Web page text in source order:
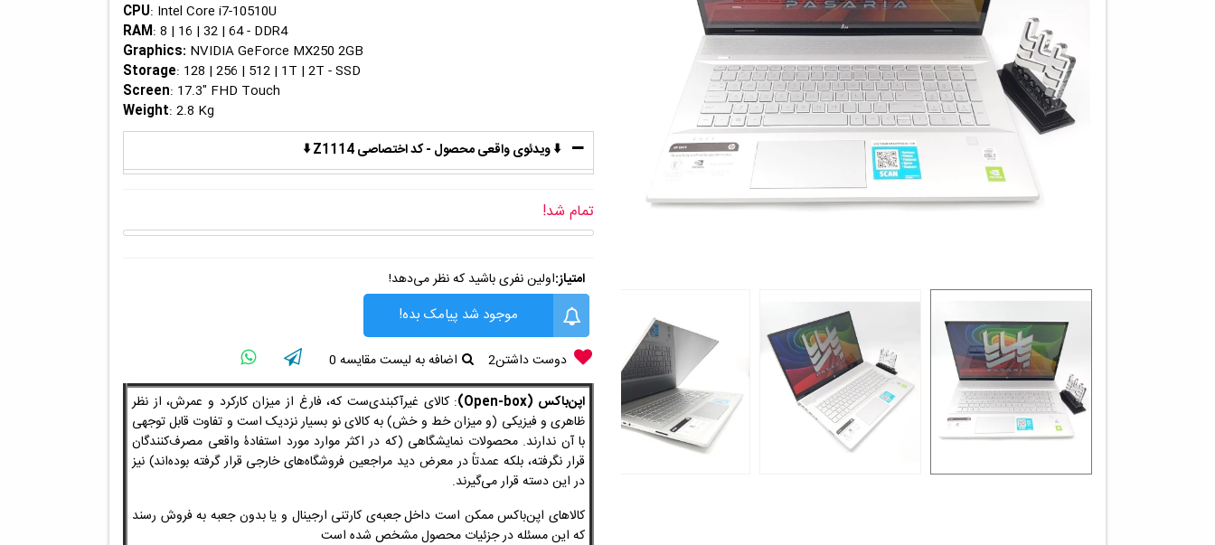
CPU: Intel Core i7-10510U
RAM: 8 | 16 | 32 | 64 - DDR4
Graphics: NVIDIA GeForce MX250 2GB
Storage: 128 | 256 | 512 | 1T | 2T - SSD
Screen: 17.3" FHD Touch
Weight: 2.8 Kg
⬇️ ویدئوی واقعی محصول - کد اختصاصی Z1114 ⬇️
تمام شد!
امتیاز:اولین نفری باشید که نظر می‌دهد!
موجود شد پیامک بده!
دوست داشتن2 اضافه به لیست مقایسه 0
اپن‌باکس (Open-box)
: کالای غیرآکبندی‌ست که، فارغ از میزان کارکرد و عمرش، از نظر
ظاهری و فیزیکی (و میزان خط و خش)به کالای نو بسیار نزدیک است و تفاوت قابل توجهی
با آن ندارند. محصولات نمایشگاهی (که در اکثر مواردمورد استفادۀ واقعی مصرف‌کنندگان
قرار نگرفته، بلکه عمدتاً در معرض دید مراجعین فروشگاه‌های خارجی قرار گرفته بوده‌اند) نیز
در این دسته قرار می‌گیرند.
کالاهای اپن‌باکس ممکن است داخل جعبه‌ی کارتنی ارجینال و یا بدون جعبه به فروش رسند
که این مسئله در جزئیات محصول مشخص شده است